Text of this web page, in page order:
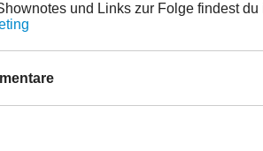
und Links zur Folge findest